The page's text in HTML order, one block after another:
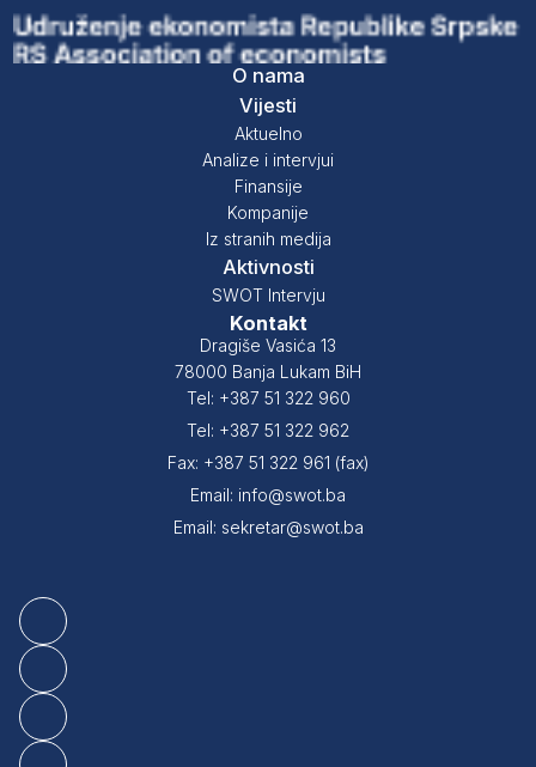
O nama
Vijesti
Aktuelno
Analize i intervjui
Finansije
Kompanije
Iz stranih medija
Aktivnosti
SWOT Intervju
Kontakt
Dragiše Vasića 13
78000 Banja Lukam BiH
Tel: +387 51 322 960
Tel: +387 51 322 962
Fax: +387 51 322 961 (fax)
Email: info@swot.ba
Email: sekretar@swot.ba